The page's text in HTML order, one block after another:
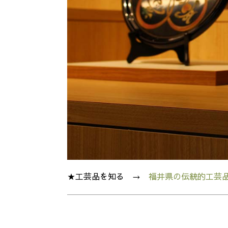
★工芸品を知る → 福井県の伝統的工芸